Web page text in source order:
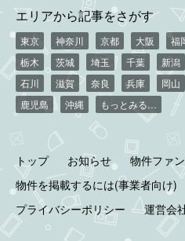
エリアから記事をさがす
東京 神奈川 京都 大阪 福
栃木
茨城 埼玉 千葉 新潟
石川
滋賀 奈良 兵庫 岡山
鹿児島
沖縄 もっとみる…
トップ お知らせ 物件ファ
物件を掲載するには(事業者向け)
プライバシーポリシー
運営会